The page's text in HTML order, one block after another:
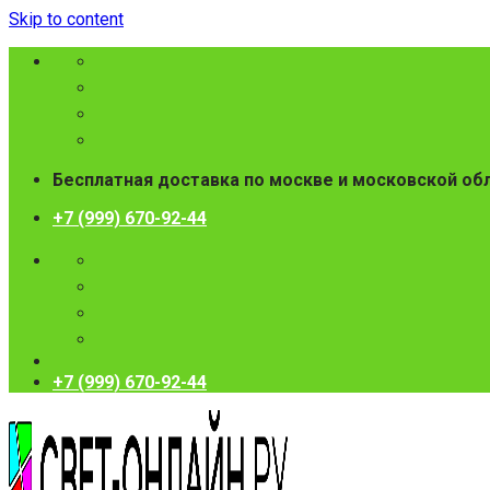
Skip to content
Бесплатная доставка по москве и московской
+7 (999) 670-92-44
+7 (999) 670-92-44